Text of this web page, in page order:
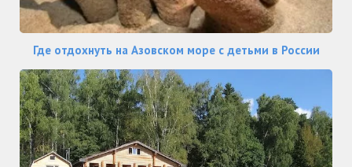
Где отдохнуть на Азовском море с детьми в России